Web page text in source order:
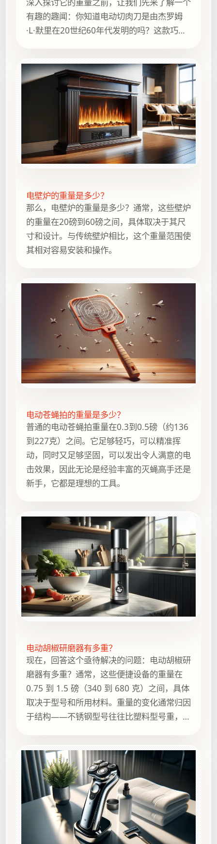
有趣的趣闻：你知道电动切肉刀是由杰罗姆
·L·默里在20世纪60年代发明的吗？这款巧妙
占有一席之地，在精准切割至关重要的手术中
发挥着辅助作用。
电壁炉的重量是多少？
那么，电壁炉的重量是多少？通常，这些壁炉
的重量在20磅到60磅之间，具体取决于其尺
寸和设计。与传统壁炉相比，这个重量范围使
其相对容易安装和操作。
电动苍蝇拍的重量是多少？
普通的电动苍蝇拍重量在0.3到0.5磅（约136
到227克）之间。它足够轻巧，可以精准挥
动，同时又足够坚固，可以发出令人满意的电
击效果，因此无论是经验丰富的灭蝇高手还是
新手，它都是理想的工具。
电动胡椒研磨器有多重？
现在，回答这个亟待解决的问题：电动胡椒研
磨器有多重？通常，这些便捷设备的重量在
0.75 到 1.5 磅（340 到 680 克）之间，具体
取决于型号和所用材料。重量的变化通常归因
于结构——不锈钢型号往往比塑料型号重，但